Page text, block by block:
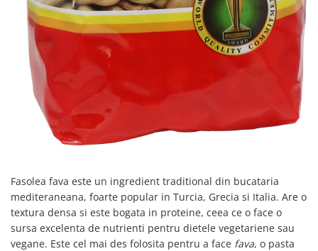
Fasolea fava este un ingredient traditional din bucataria
mediteraneana, foarte popular in Turcia, Grecia si Italia. Are o
textura densa si este bogata in proteine, ceea ce o face o
sursa excelenta de nutrienti pentru dietele vegetariene sau
vegane. Este cel mai des folosita pentru a face fava, o pasta